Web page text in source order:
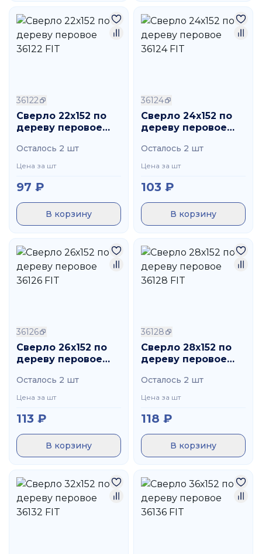
36122
Сверло 22х152 по
дереву перовое
Осталось 2 шт
Цена за шт
97 ₽
В корзину
36124
Сверло 24х152 по
дереву перовое
Осталось 2 шт
Цена за шт
103 ₽
В корзину
36126
Сверло 26х152 по
дереву перовое
Осталось 2 шт
Цена за шт
113 ₽
В корзину
36128
Сверло 28х152 по
дереву перовое
Осталось 2 шт
Цена за шт
118 ₽
В корзину